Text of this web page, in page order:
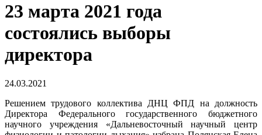
23 марта 2021 года
состоялись выборы
директора
24.03.2021
Решением трудового коллектива ДНЦ ФПД на должность
Директора Федерального государственного бюджетного
научного учреждения «Дальневосточный научный центр